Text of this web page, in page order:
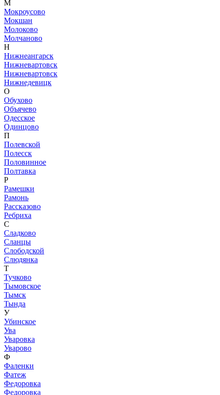
М
Мокроусово
Мокшан
Молоково
Молчаново
Н
Нижнеангарск
Нижневартовск
Нижневартовск
Нижнедевицк
О
Обухово
Объячево
Одесское
Одинцово
П
Полевской
Полесск
Половинное
Полтавка
Р
Рамешки
Рамонь
Рассказово
Ребриха
С
Сладково
Сланцы
Слободской
Слюдянка
Т
Тучково
Тымовское
Тымск
Тында
У
Убинское
Ува
Уваровка
Уварово
Ф
Фаленки
Фатеж
Федоровка
Федоровка